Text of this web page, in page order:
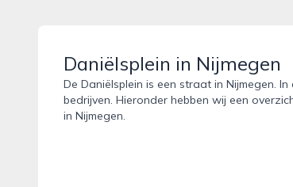
Daniëlsplein in Nijmegen
De Daniëlsplein is een straat in Nijmegen.
bedrijven. Hieronder hebben wij een
in Nijmegen.